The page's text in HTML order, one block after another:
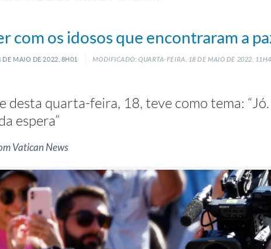
com os idosos que encontraram a
DE MAIO DE 2022, 8H01 MODIFICADO: QUARTA-FEIRA, 18 DEMAIO DE 2022,
desta quarta-feira, 18, teve como tema:
espera”
Vatican News